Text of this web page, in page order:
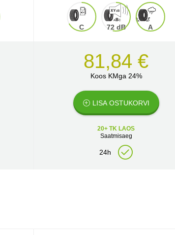
C 72 dB A
81,84 €
Koos KMga 24%
LISA OSTUKORVI
20+ TK LAOS
Saatmisaeg
24h